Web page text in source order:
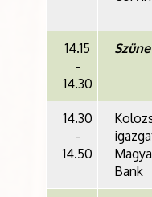
14.15
-
14.30
14.30
-
14.50
Bank